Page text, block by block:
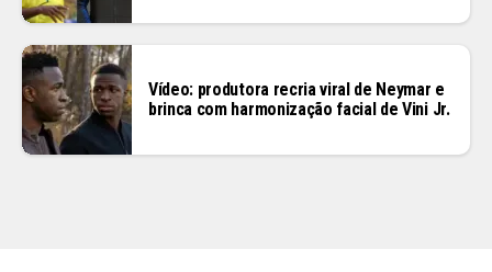
Vídeo: produtora recria viral de Neymar e
brinca com harmonização facial de Vini Jr.